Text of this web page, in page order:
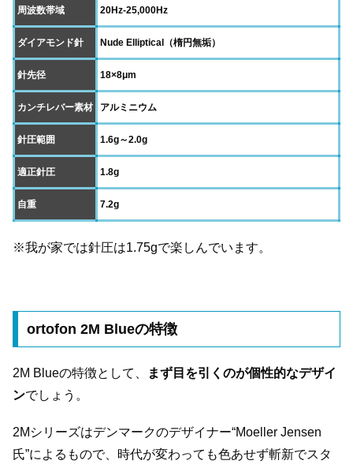
周波数帯域 20Hz-25,000Hz
ダイアモンド針 Nude Elliptical（楕円無垢）
針先径 18×8μm
カンチレバー素材 アルミニウム
針圧範囲 1.6g～2.0g
適正針圧 1.8g
自重 7.2g
※我が家では針圧は1.75gで楽しんでいます。
ortofon 2M Blueの特徴
2M Blueの特徴として、
まず目を引くのが個性的なデザイ
ンでしょう。
2Mシリーズはデンマークのデザイナー“Moeller Jensen
氏”によるもので、時代が変わっても色あせず斬新でスタ